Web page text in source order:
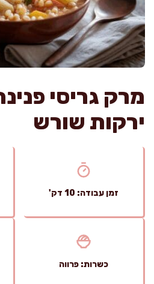
מרק גריסי
ירקות שורש
זמן עבודה: 10 דק'
כשרות: פרווה